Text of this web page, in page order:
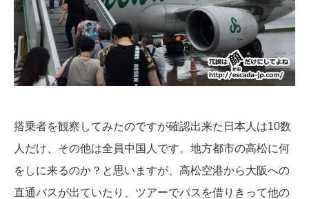
搭乗者を観察してみたのですが確認出来た日本人は10数
人だけ、その他は全員中国人です。地方都市の高松に何
をしに来るのか？と思いますが、高松空港から大阪への
直通バスが出ていたり、ツアーでバスを借りきって他の